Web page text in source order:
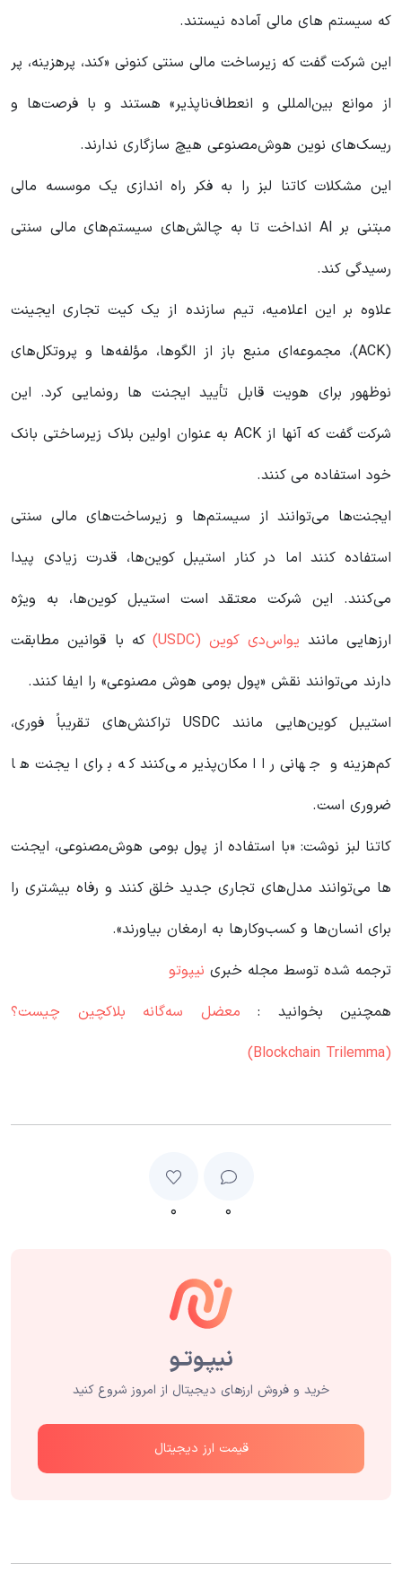
که سیستم های مالی آماده نیستند.
این شرکت گفت که زیرساخت مالی سنتی کنونی «کند، پرهزینه، پر
از موانع بین‌المللی و انعطاف‌ناپذیر» هستند و با فرصت‌ها و
ریسک‌های نوین هوش‌مصنوعی هیچ سازگاری ندارند.
این مشکلات کاتنا لبز را به فکر راه اندازی یک موسسه مالی
مبتنی بر AI انداخت تا به چالش‌های سیستم‌های مالی سنتی
رسیدگی کند.
علاوه بر این اعلامیه، تیم سازنده از یک کیت تجاری ایجینت
(ACK)، مجموعه‌ای منبع باز از الگوها، مؤلفه‌ها و پروتکل‌های
نوظهور برای هویت قابل تأیید ایجنت ها رونمایی کرد. این
شرکت گفت که آنها از ACK به عنوان اولین بلاک زیرساختی بانک
خود استفاده می کنند.
ایجنت‌ها می‌توانند از سیستم‌ها و زیرساخت‌های مالی سنتی
استفاده کنند اما در کنار استیبل کوین‌ها، قدرت زیادی پیدا
می‌کنند. این شرکت معتقد است استیبل کوین‌ها، به ویژه
ارزهایی مانند یواس‌دی کوین (USDC)
که با قوانین مطابقت
دارند می‌توانند نقش «پول بومی هوش مصنوعی»‌ را ایفا کنند.
استیبل کوین‌هایی مانند USDC تراکنش‌های تقریباً فوری،
کم‌هزینه و جهانی را امکان‌پذیر می‌کنند که برای ایجنت ها
ضروری است.
کاتنا لبز نوشت: «با استفاده از پول بومی هوش‌مصنوعی، ایجنت
ها می‌توانند مدل‌های تجاری جدید خلق کنند و رفاه بیشتری را
برای انسان‌ها و کسب‌وکارها به ارمغان بیاورند».
ترجمه شده توسط مجله خبری نیپوتو
همچنین بخوانید : معضل سه‌گانه بلاکچین چیست؟
(Blockchain Trilemma)
۰ ۰
خرید و فروش ارزهای دیجیتال از امروز شروع کنید
قیمت ارز دیجیتال